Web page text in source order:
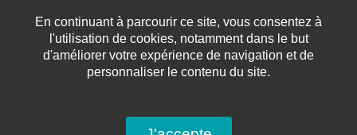
Copyright © 2025 Voyages
AquaTerra. Tous droits
En continuant à parcourir ce site, vous consentez à
l'utilisation de cookies, notamment dans le but
d'améliorer votre expérience de navigation et de
personnaliser le contenu du site.